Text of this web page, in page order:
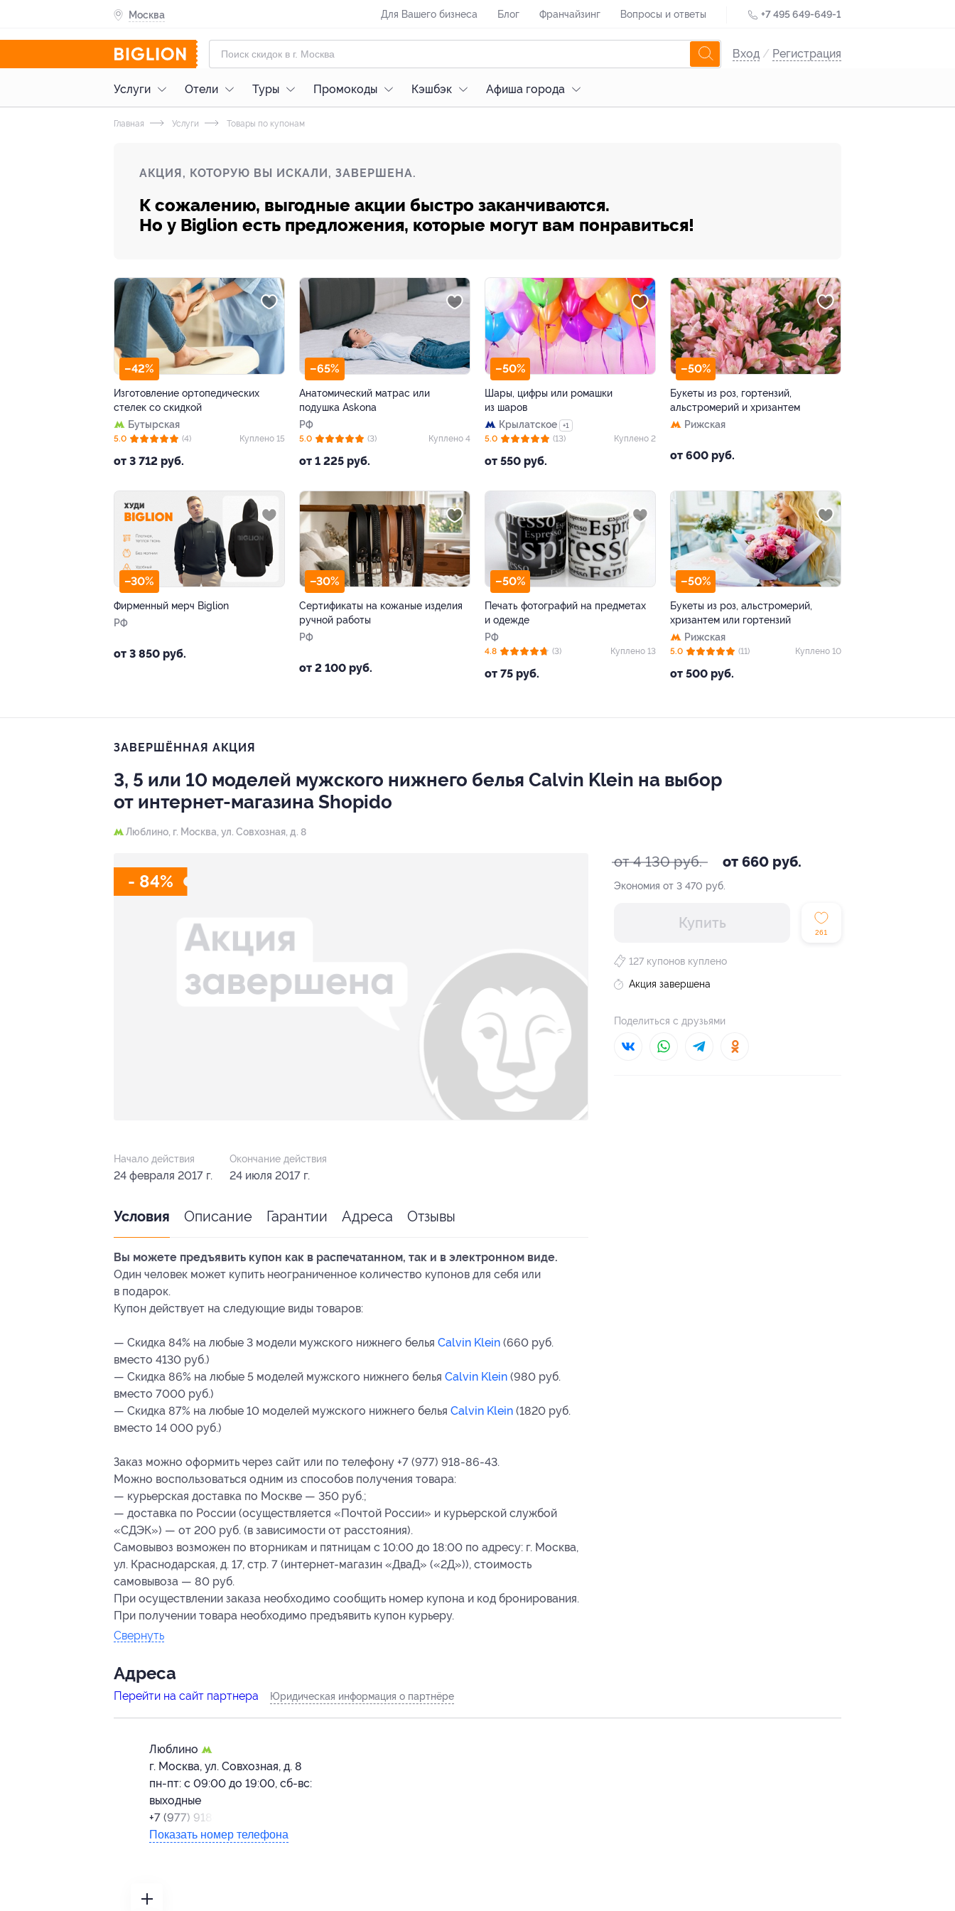
Москва Для Вашего бизнеса Блог Франчайзинг Вопросы и ответы +7 495 649-649-1
Вход / Регистрация
Услуги Отели Туры Промокоды Кэшбэк Афиша города
Главная Услуги Товары по купонам
АКЦИЯ, КОТОРУЮ ВЫ ИСКАЛИ, ЗАВЕРШЕНА.
К сожалению, выгодные акции быстро заканчиваются.
Но у Biglion есть предложения, которые могут вам понравиться!
–42%
Изготовление ортопедических
стелек со скидкой
Бутырская
от 3 712 руб.
5.0 (4) Куплено 15
–65%
Анатомический матрас или
подушка Askona
РФ
от 1 225 руб.
5.0 (3) Куплено 4
–50%
Шары, цифры или ромашки
из шаров
Крылатское
+1
от 550 руб.
5.0 (13) Куплено 2
–50%
Букеты из роз, гортензий,
альстромерий и хризантем
Рижская
от 600 руб.
–30%
Фирменный мерч Biglion
РФ
от 3 850 руб.
–30%
Сертификаты на кожаные изделия
ручной работы
РФ
от 2 100 руб.
–50%
Печать фотографий на предметах
и одежде
РФ
от 75 руб.
4.8 (3) Куплено 13
–50%
Букеты из роз, альстромерий,
хризантем или гортензий
Рижская
от 500 руб.
5.0 (11) Куплено 10
ЗАВЕРШЁННАЯ АКЦИЯ
3, 5 или 10 моделей мужского нижнего белья Calvin Klein на выбор
от интернет-магазина Shopido
Люблино, г. Москва, ул. Совхозная, д. 8
- 84%
от 4 130 руб. от 660 руб.
Экономия от 3 470 руб.
Купить
261
127 купонов куплено
Акция завершена
Поделиться с друзьями
Начало действия
24 февраля 2017 г.
Окончание действия
24 июля 2017 г.
Условия Описание Гарантии Адреса Отзывы
Вы можете предъявить купон как в распечатанном, так и в электронном виде.
Один человек может купить неограниченное количество купонов для себя или
в подарок.
Купон действует на следующие виды товаров:
— Скидка 84% на любые 3 модели мужского нижнего белья Calvin Klein (660 руб.
вместо 4130 руб.)
— Скидка 86% на любые 5 моделей мужского нижнего белья Calvin Klein (980 руб.
вместо 7000 руб.)
— Скидка 87% на любые 10 моделей мужского нижнего белья Calvin Klein (1820 руб.
вместо 14 000 руб.)
Заказ можно оформить через сайт или по телефону +7 (977) 918-86-43.
Можно воспользоваться одним из способов получения товара:
— курьерская доставка по Москве — 350 руб.;
— доставка по России (осуществляется «Почтой России» и курьерской службой
«СДЭК») — от 200 руб. (в зависимости от расстояния).
Самовывоз возможен по вторникам и пятницам с 10:00 до 18:00 по адресу: г. Москва,
ул. Краснодарская, д. 17, стр. 7 (интернет-магазин «ДваД» («2Д»)), стоимость
самовывоза — 80 руб.
При осуществлении заказа необходимо сообщить номер купона и код бронирования.
При получении товара необходимо предъявить купон курьеру.
Свернуть
Адресa
Перейти на сайт партнера Юридическая информация о партнёре
Люблино
г. Москва, ул. Совхозная, д. 8
пн-пт: с 09:00 до 19:00, сб-вс:
выходные
+7 (977) 918-86-43
Показать номер телефона